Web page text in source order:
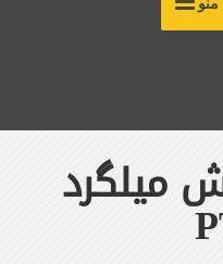
میلگرد